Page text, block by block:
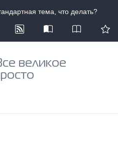
тема, что делать?
великое